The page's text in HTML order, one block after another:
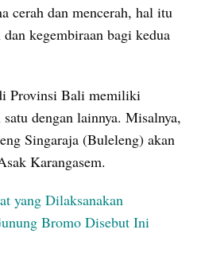
cerah dan mencerah, hal itu
kegembiraan bagi kedua
Provinsi Bali memiliki
satu dengan lainnya. Misalnya,
Singaraja (Buleleng) akan
Karangasem.
yang Dilaksanakan
Bromo Disebut Ini